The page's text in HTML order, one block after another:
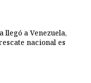
llegó a Venezuela,
nacional es